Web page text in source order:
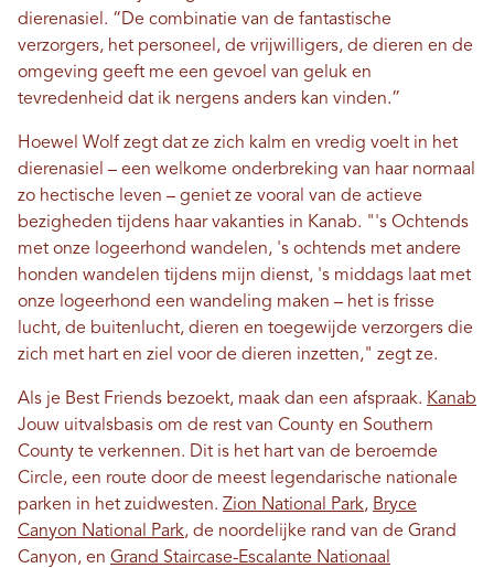
dierenasiel. “De combinatie van de fantastische
verzorgers, het personeel, de vrijwilligers, de dieren en de
omgeving geeft me een gevoel van geluk en
tevredenheid dat ik nergens anders kan vinden.”
Hoewel Wolf zegt dat ze zich kalm en vredig voelt in het
dierenasiel – een welkome onderbreking van haar normaal
zo hectische leven – geniet ze vooral van de actieve
bezigheden tijdens haar vakanties in Kanab. "'s Ochtends
met onze logeerhond wandelen, 's ochtends met andere
honden wandelen tijdens mijn dienst, 's middags laat met
onze logeerhond een wandeling maken – het is frisse
lucht, de buitenlucht, dieren en toegewijde verzorgers die
zich met hart en ziel voor de dieren inzetten," zegt ze.
Als je Best Friends bezoekt, maak dan een afspraak. Kanab
Jouw uitvalsbasis om de rest van County en Southern
County te verkennen. Dit is het hart van de beroemde
Circle, een route door de meest legendarische nationale
parken in het zuidwesten. Zion National Park, Bryce
Canyon National Park, de noordelijke rand van de Grand
Canyon, en Grand Staircase-Escalante Nationaal